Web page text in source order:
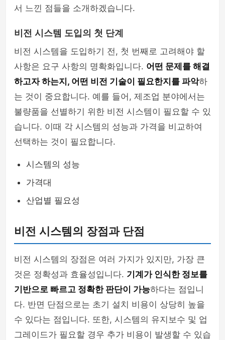
서 느낀 점들을 소개하겠습니다.
비전 시스템 도입의 첫 단계
비전 시스템을 도입하기 전, 첫 번째로 고려해야 할
사항은 요구 사항의 명확화입니다. 어떤 문제를 해결
하고자 하는지, 어떤 비전 기술이 필요한지를 파악하
는 것이 중요합니다. 예를 들어, 제조업 분야에서는
불량품을 선별하기 위한 비전 시스템이 필요할 수 있
습니다. 이때 각 시스템의 성능과 가격을 비교하여
선택하는 것이 필요합니다.
시스템의 성능
가격대
산업별 필요성
비전 시스템의 장점과 단점
비전 시스템의 장점은 여러 가지가 있지만, 가장 큰
것은 정확성과 효율성입니다. 기계가 인식한 정보를
기반으로 빠르고 정확한 판단이 가능하다는 점입니
다. 반면 단점으로는 초기 설치 비용이 상당히 높을
수 있다는 점입니다. 또한, 시스템의 유지보수 및 업
그레이드가 필요할 경우 추가 비용이 발생할 수 있습